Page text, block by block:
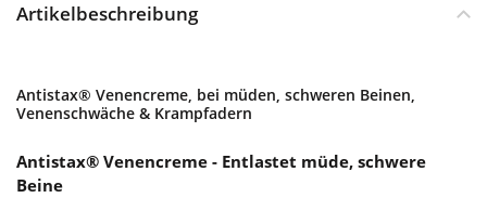
Artikelbeschreibung
Antistax® Venencreme, bei müden, schweren Beinen,
Venenschwäche & Krampfadern
Antistax® Venencreme - Entlastet müde, schwere
Beine